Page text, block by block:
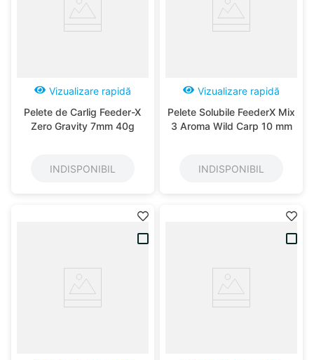
Vizualizare rapidă
Pelete de Carlig Feeder-X
Zero Gravity 7mm 40g
INDISPONIBIL
Vizualizare rapidă
Pelete Solubile FeederX Mix
3 Aroma Wild Carp 10 mm
INDISPONIBIL